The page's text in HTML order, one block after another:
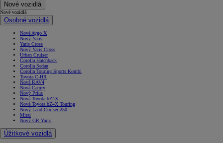
Nové vozidlá
Nové vozidlá
Osobné vozidlá
Nové Aygo X
Nový Yaris
Yaris Cross
Nový Yaris Cross
Urban Cruiser
Corolla Hatchback
Corolla Sedan
Corolla Touring Sports Kombi
Toyota C-HR
Nová RAV4
Nová Camry
Nový Prius
Nová Toyota bZ4X
Nová Toyota bZ4X Touring
Nový Land Cruiser 250
Mirai
Nový GR Yaris
Úžitkové vozidlá